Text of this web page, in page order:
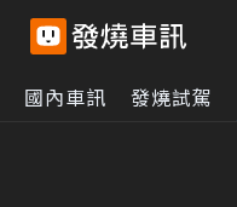
國內車訊 發燒試駕